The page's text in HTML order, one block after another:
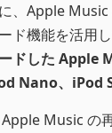
、Apple Music
ド機能を活用
ドした Apple
Nano、iPod
Apple Music